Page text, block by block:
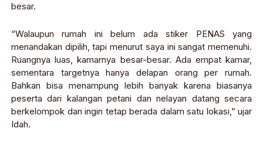
besar.
“Walaupun rumah ini belum ada stiker PENAS yang
menandakan dipilih, tapi menurut saya ini sangat memenuhi.
Ruangnya luas, kamarnya besar-besar. Ada empat kamar,
sementara targetnya hanya delapan orang per rumah.
Bahkan bisa menampung lebih banyak karena biasanya
peserta dari kalangan petani dan nelayan datang secara
berkelompok dan ingin tetap berada dalam satu lokasi,” ujar
Idah.